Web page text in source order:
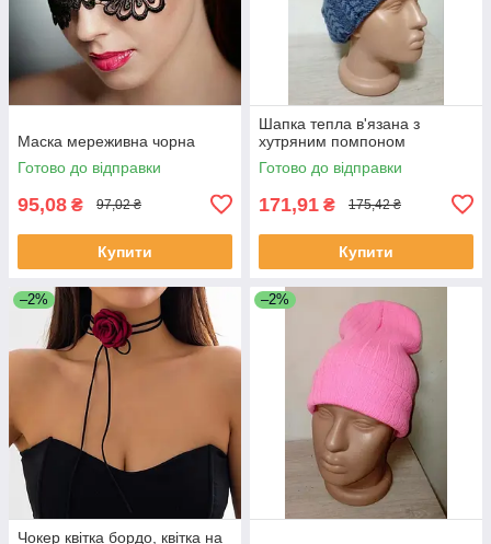
Маска мереживна чорна
Готово до відправки
95,08 ₴ 97,02 ₴
Купити
Шапка тепла в'язана з
хутряним помпоном
Готово до відправки
171,91 ₴ 175,42 ₴
Купити
–2%
Чокер квітка бордо, квітка на
–2%